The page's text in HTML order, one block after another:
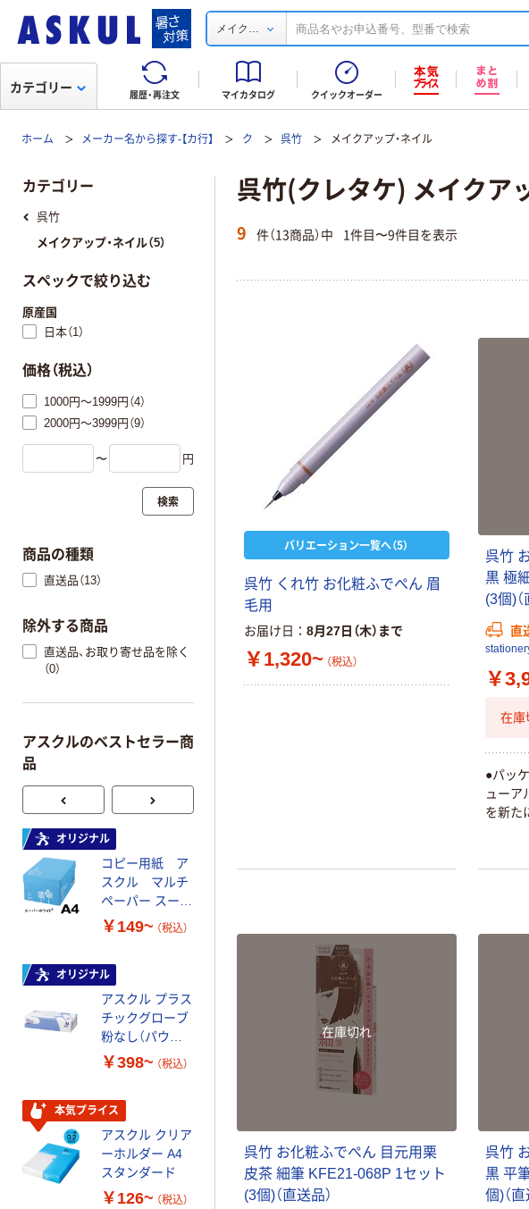
メイク ...
履歴・再注文 マイカタログ クイックオーダー
カテゴリー
ホーム メーカー名から探す-【カ行】 ク 呉竹 メイクアップ・ネイル
呉竹(クレタケ) メイクア
9 件（13商品）中 1件目〜9件目を表示
バリエーション一覧へ（5）
呉竹 くれ竹 お化粧ふでぺん 眉
毛用
お届け日 8月27日（木）まで
￥1,320~ （税込）
呉竹
黒 極
(3個)（
直
￥
在庫
●パッ
ューア
を新た
在庫切れ
呉竹 お化粧ふでぺん 目元用栗
皮茶 細筆 KFE21-068P 1セット
(3個)（直送品）
呉竹
黒 平
個)（直
カテゴリー
呉竹
メイクアップ・ネイル（5）
スペックで絞り込む
原産国
日本（1）
価格（税込）
1000円～1999円（4）
2000円～3999円（9）
〜 円
検索
商品の種類
直送品（13）
除外する商品
直送品、お取り寄せ品を除く
（0）
アスクルのベストセラー商
品
オリジナル
コピー用紙 ア
スクル マルチ
ペーパー スーパ
ーホワイト+
￥149~ （税込）
オリジナル
アスクル プラス
チックグローブ
粉なし（パウダ
ーフリー）
￥398~ （税込）
本気プライス
アスクル クリア
ーホルダー A4
スタンダード
￥126~ （税込）
トイレットペー
パー ダブル60
ｍ 再生紙
100% 6ロール
リサイクル100
芯あり FSC認
￥460~ （税込）
アスクル 耳にや
さしい やわらか
いマスク
￥458~
嬬恋
ラル
ォー
キャ
付き
スズラ
G バル
指定医